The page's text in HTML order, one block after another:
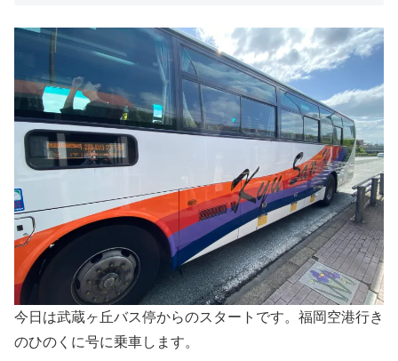
今日は武蔵ヶ丘バス停からのスタートです。福岡空港行き
のひのくに号に乗車します。